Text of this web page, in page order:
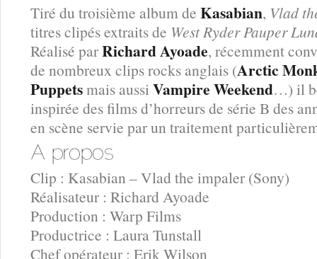
Tiré du troisième album de Kasabian, Vlad
titres clipés extraits de West Ryder Pauper
Réalisé parRichard Ayoade, récemment
de nombreux clips rocks anglais (Arctic
Puppetsmais aussi Vampire Weekend…) il
inspirée des films d’horreurs de série B des
en scène servie par un traitement
Clip : Kasabian – Vlad the impaler (Sony)
Réalisateur : Richard Ayoade
Production : Warp Films
Productrice : Laura Tunstall
Chef opérateur : Erik Wilson